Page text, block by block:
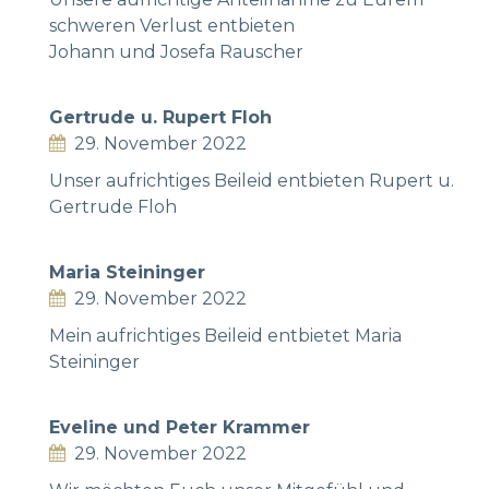
schweren Verlust entbieten
Johann und Josefa Rauscher
Gertrude u. Rupert Floh
29. November 2022
Unser aufrichtiges Beileid entbieten Rupert u.
Gertrude Floh
Maria Steininger
29. November 2022
Mein aufrichtiges Beileid entbietet Maria
Steininger
Eveline und Peter Krammer
29. November 2022